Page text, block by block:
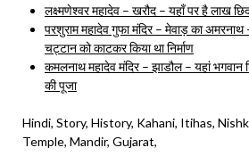
लक्ष्मणेश्वर महादेव – खरौद – यहाँ पर है लाख
परशुराम महादेव गुफा मंदिर – मेवाड़ का
चट्टान को काटकर किया था निर्माण
कमलनाथ महादेव मंदिर – झाडौल – यहां भगवान
की पूजा
Hindi, Story, History, Kahani, Itihas,
Temple, Mandir, Gujarat,